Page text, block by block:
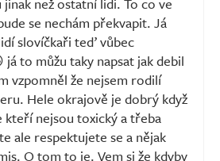
se nechám překvapit. Já
slovíčkaři teď vůbec
to můžu taky napsat jak debil
vzpomněl že nejsem rodilí
Hele okrajově je dobrý když
kteří nejsou toxický a třeba
ale respektujete se a nějak
O tom to je. Vem si že kdyby